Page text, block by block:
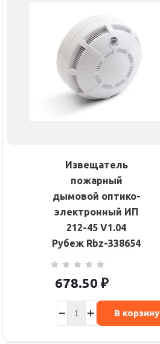
Извещатель
пожарный
дымовой оптико-
электронный ИП
212-45 V1.04
Рубеж Rbz-338654
678.50 ₽
В корзину